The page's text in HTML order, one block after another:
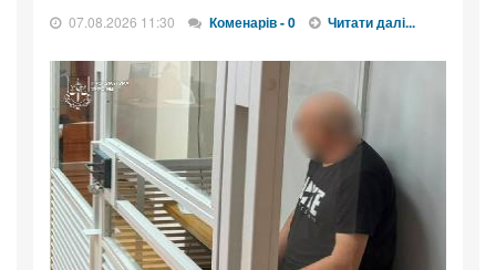
07.08.2026 11:30 Коменарів - 0 Читати далі...